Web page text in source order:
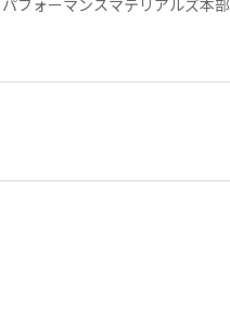
パフォーマンスマテリアルズ本部